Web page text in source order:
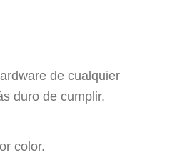
de cualquier
duro de cumplir.
color.